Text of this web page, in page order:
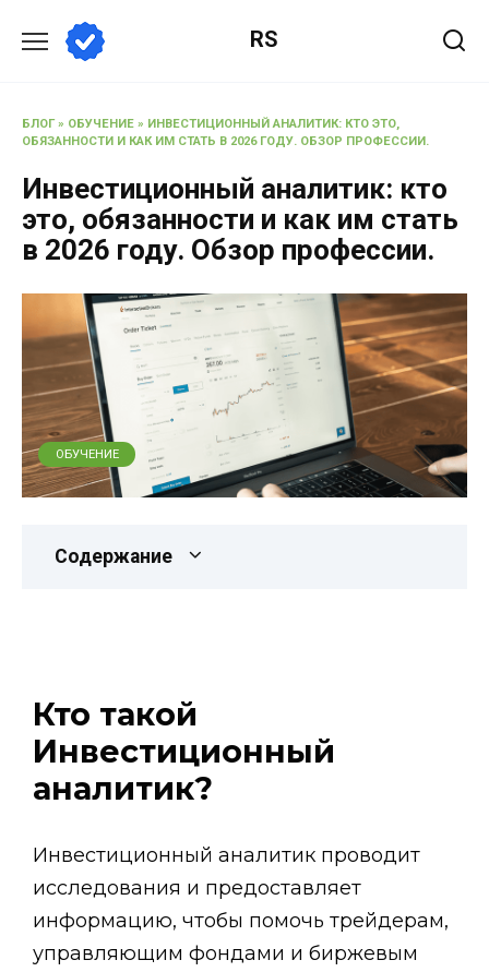
RS
БЛОГ» ОБУЧЕНИЕ » ИНВЕСТИЦИОННЫЙ АНАЛИТИК: КТО ЭТО,
ОБЯЗАННОСТИ И КАК ИМ СТАТЬ В 2026 ГОДУ. ОБЗОР ПРОФЕССИИ.
Инвестиционный аналитик: кто
это, обязанности и как им стать
в 2026 году. Обзор профессии.
ОБУЧЕНИЕ
Содержание
Кто такой
Инвестиционный
аналитик?
Инвестиционный аналитик проводит
исследования и предоставляет
информацию, чтобы помочь трейдерам,
управляющим фондами и биржевым